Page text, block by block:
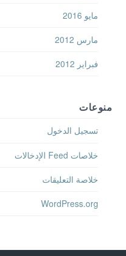
مايو 2016
مارس 2012
فبراير 2012
منوعات
تسجيل الدخول
خلاصات Feed الإدخالات
خلاصة التعليقات
WordPress.org